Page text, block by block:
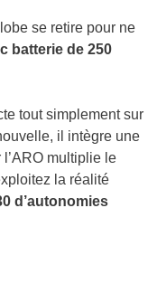
se retire pour ne
batterie de 250
tout simplement sur
il intègre une
multiplie le
la réalité
d’autonomies